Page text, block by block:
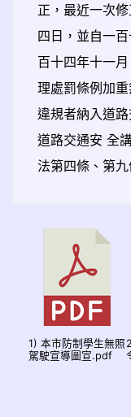
正，最近一次
四日，並自一
百十四年十一
理處罰條例加
違規者納入道
道路交通安 全
法第四條、第九
1) 本市防制學生無照
駕駛宣導圖宣.pdf